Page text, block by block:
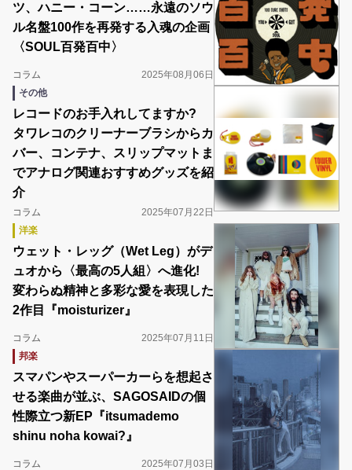
ツ、ハニー・コーン……永遠のソウ
ル名盤100作を再発する入魂の企画
〈SOUL百発百中〉
コラム
2025年08月06日
その他
レコードのお手入れしてますか?
タワレコのクリーナーブラシからカ
バー、コンテナ、スリップマットま
でアナログ関連おすすめグッズを紹
介
コラム
2025年07月22日
洋楽
ウェット・レッグ（Wet Leg）がデ
ュオから〈最高の5人組〉へ進化!
変わらぬ精神と多彩な愛を表現した
2作目『moisturizer』
コラム
2025年07月11日
邦楽
スマパンやスーパーカーらを想起さ
せる楽曲が並ぶ、SAGOSAIDの個
性際立つ新EP『itsumademo
shinu noha kowai?』
コラム
2025年07月03日